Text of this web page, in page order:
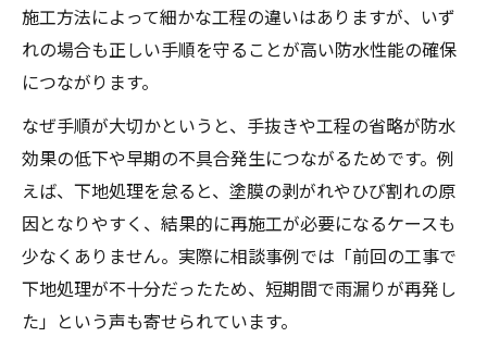
施工方法によって細かな工程の違いはありますが、いず
れの場合も正しい手順を守ることが高い防水性能の確保
につながります。
なぜ手順が大切かというと、手抜きや工程の省略が防水
効果の低下や早期の不具合発生につながるためです。例
えば、下地処理を怠ると、塗膜の剥がれやひび割れの原
因となりやすく、結果的に再施工が必要になるケースも
少なくありません。実際に相談事例では「前回の工事で
下地処理が不十分だったため、短期間で雨漏りが再発し
た」という声も寄せられています。